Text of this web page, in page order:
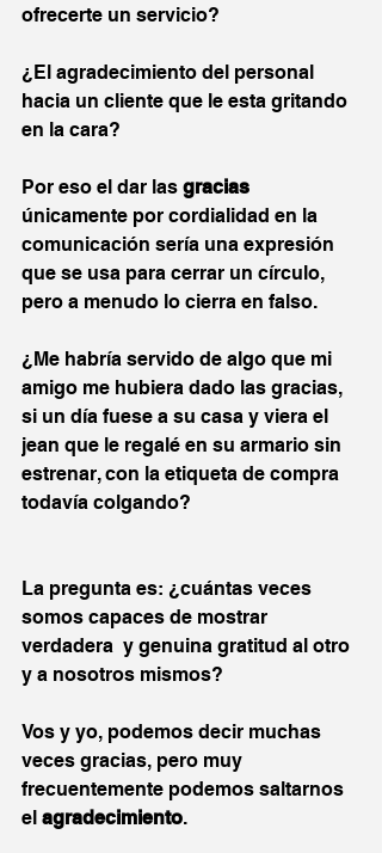
ofrecerte un servicio?
¿El agradecimiento del personal
hacia un cliente que le esta gritando
en la cara?
Por eso el dar las gracias
únicamente por cordialidad en la
comunicación sería una expresión
que se usa para cerrar un círculo,
pero a menudo lo cierra en falso.
¿Me habría servido de algo que mi
amigo me hubiera dado las gracias,
si un día fuese a su casa y viera el
jean que le regalé en su armario sin
estrenar, con la etiqueta de compra
todavía colgando?
La pregunta es: ¿cuántas veces
somos capaces de mostrar
verdadera  y genuina gratitud al otro
y a nosotros mismos?
Vos y yo, podemos decir muchas
veces gracias, pero muy
frecuentemente podemos saltarnos
el agradecimiento.